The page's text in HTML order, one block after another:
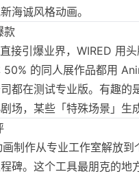
海诚风格动画。
款
接引爆业界，WIRED 用
50% 的同人展作品都用
都在测试专业版。有趣的
场，某些「特殊场景」生
制作从专业工作室解放到
碑。这个工具最朋克的地